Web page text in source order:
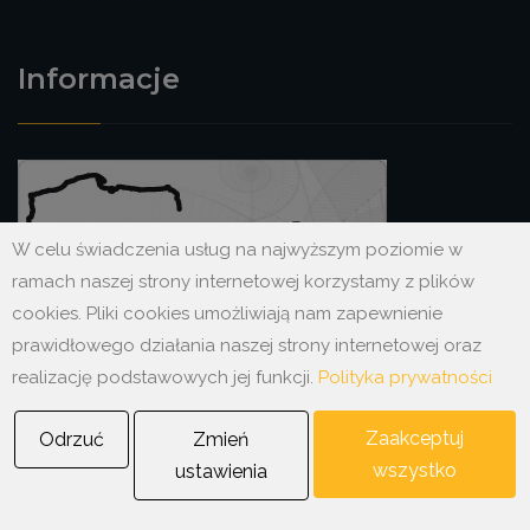
W celu świadczenia usług na najwyższym poziomie w
ramach naszej strony internetowej korzystamy z plików
cookies. Pliki cookies umożliwiają nam zapewnienie
prawidłowego działania naszej strony internetowej oraz
realizację podstawowych jej funkcji. Polityka prywatności
Odrzuć
Zmień
ustawienia
Zaakceptuj
wszystko
Informacje
Ostatnie aktualności